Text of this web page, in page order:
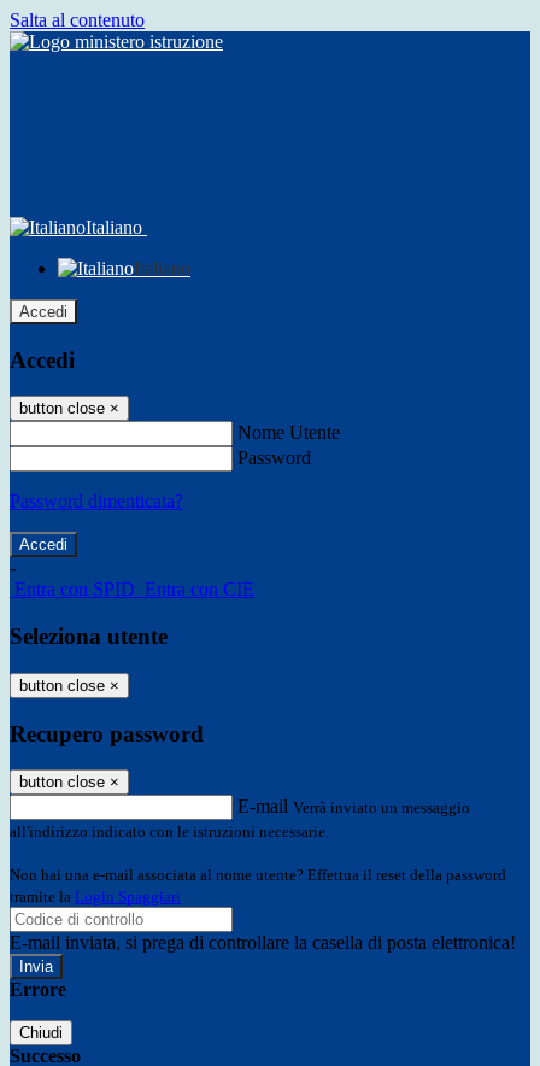
Salta al contenuto
Italiano
Italiano
Accedi
Accedi
button close ×
Nome Utente
Password
Password dimenticata?
-
Entra con SPID Entra con CIE
Seleziona utente
button close ×
Recupero password
button close ×
E-mail Verrà inviato un messaggio
all'indirizzo indicato con le istruzioni necessarie.
Non hai una e-mail associata al nome utente? Effettua il reset della password
tramite la Login Spaggiari
E-mail inviata, si prega di controllare la casella di posta elettronica!
Errore
Chiudi
Successo